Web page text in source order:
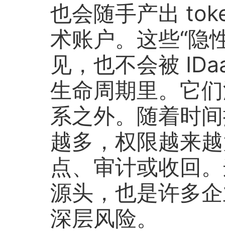
也会随手产出
术账户。这些“隐
见，也不会被
生命周期里。它
系之外。随着时
越多，权限越来
点、审计或收回
源头，也是许多
深层风险。